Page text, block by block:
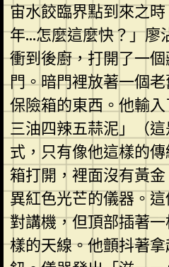
宙水餃臨界點到來之
年…怎麼這麼快？」廖
衝到後廚，打開了一
門。暗門裡放著一個
保險箱的東西。他輸
三油四辣五蒜泥」（
式，只有像他這樣的
箱打開，裡面沒有黃
異紅色光芒的儀器。
對講機，但頂部插著
樣的天線。他顫抖著